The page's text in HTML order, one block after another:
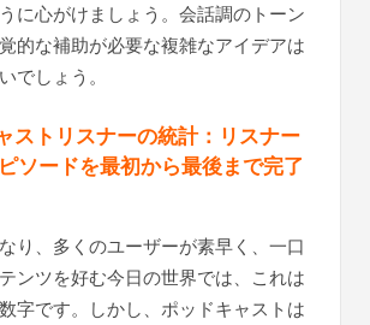
に心がけましょう。会話調のトーン
的な補助が必要な複雑なアイデアは
でしょう。
ストリスナーの統計：リスナー
ソードを最初から最後まで完了
り、多くのユーザーが素早く、一口
ンツを好む今日の世界では、これは
字です。しかし、ポッドキャストは